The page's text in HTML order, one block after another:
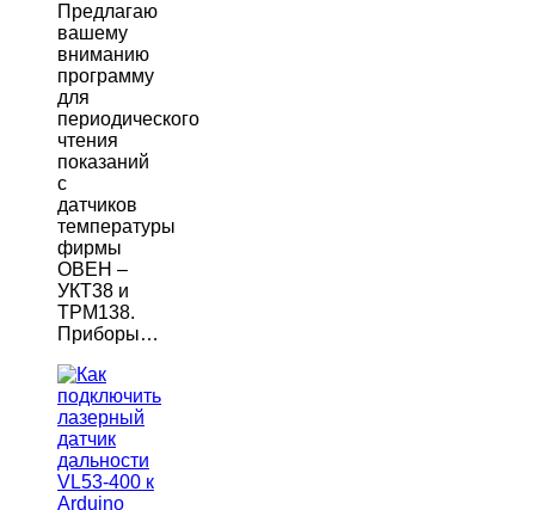
Предлагаю
вашему
вниманию
программу
для
периодического
чтения
показаний
с
датчиков
температуры
фирмы
ОВЕН –
УКТ38 и
ТРМ138.
Приборы…